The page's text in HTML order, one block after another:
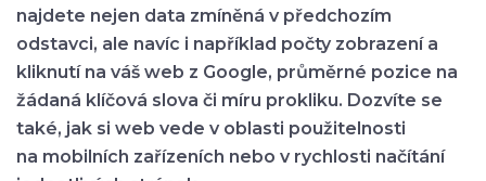
najdete nejen data zmíněná v předchozím
odstavci, ale navíc i například počty zobrazení a
kliknutí na váš web z Google, průměrné pozice na
žádaná klíčová slova či míru prokliku. Dozvíte se
také, jak si web vede v oblasti použitelnosti
na mobilních zařízeních nebo v rychlosti načítání